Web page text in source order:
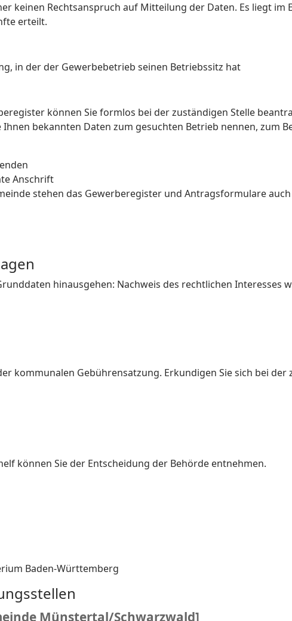
keinen Rechtsanspruch auf Mitteilung der Daten. Es liegt im
erteilt.
in der der Gewerbebetrieb seinen Betriebssitz hat
können Sie formlos bei der zuständigen Stelle
bekannten Daten zum gesuchten Betrieb nennen, zum
Anschrift
stehen das Gewerberegister und Antragsformulare
hinausgehen: Nachweis des rechtlichen Interesses
kommunalen Gebührensatzung. Erkundigen Sie sich bei der
können Sie der Entscheidung der Behörde entnehmen.
Baden-Württemberg
Münstertal/Schwarzwald]